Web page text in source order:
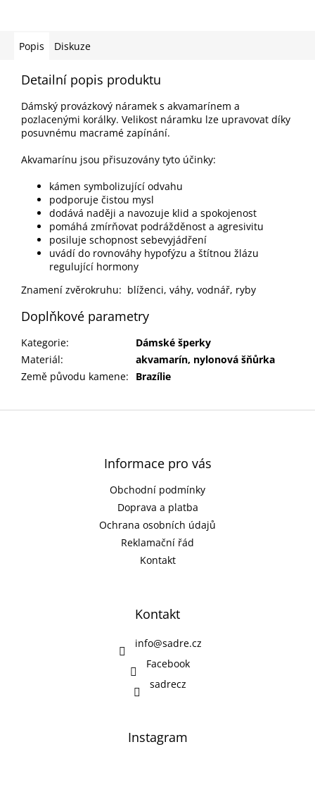
Popis Diskuze
Detailní popis produktu
Dámský provázkový náramek s akvamarínem a
pozlacenými korálky. Velikost náramku lze upravovat díky
posuvnému macramé zapínání.
Akvamarínu jsou přisuzovány tyto účinky:
kámen symbolizující odvahu
podporuje čistou mysl
dodává naději a navozuje klid a spokojenost
pomáhá zmírňovat podrážděnost a agresivitu
posiluje schopnost sebevyjádření
uvádí do rovnováhy hypofýzu a štítnou žlázu
regulující hormony
Znamení zvěrokruhu: blíženci, váhy, vodnář, ryby
Doplňkové parametry
Kategorie:
Dámské šperky
Materiál:
akvamarín, nylonová šňůrka
Země původu kamene: Brazílie
Z
Informace pro vás
Obchodní podmínky
Doprava a platba
Ochrana osobních údajů
Reklamační řád
Kontakt
Kontakt
info@sadre.cz
Facebook
sadrecz
Instagram